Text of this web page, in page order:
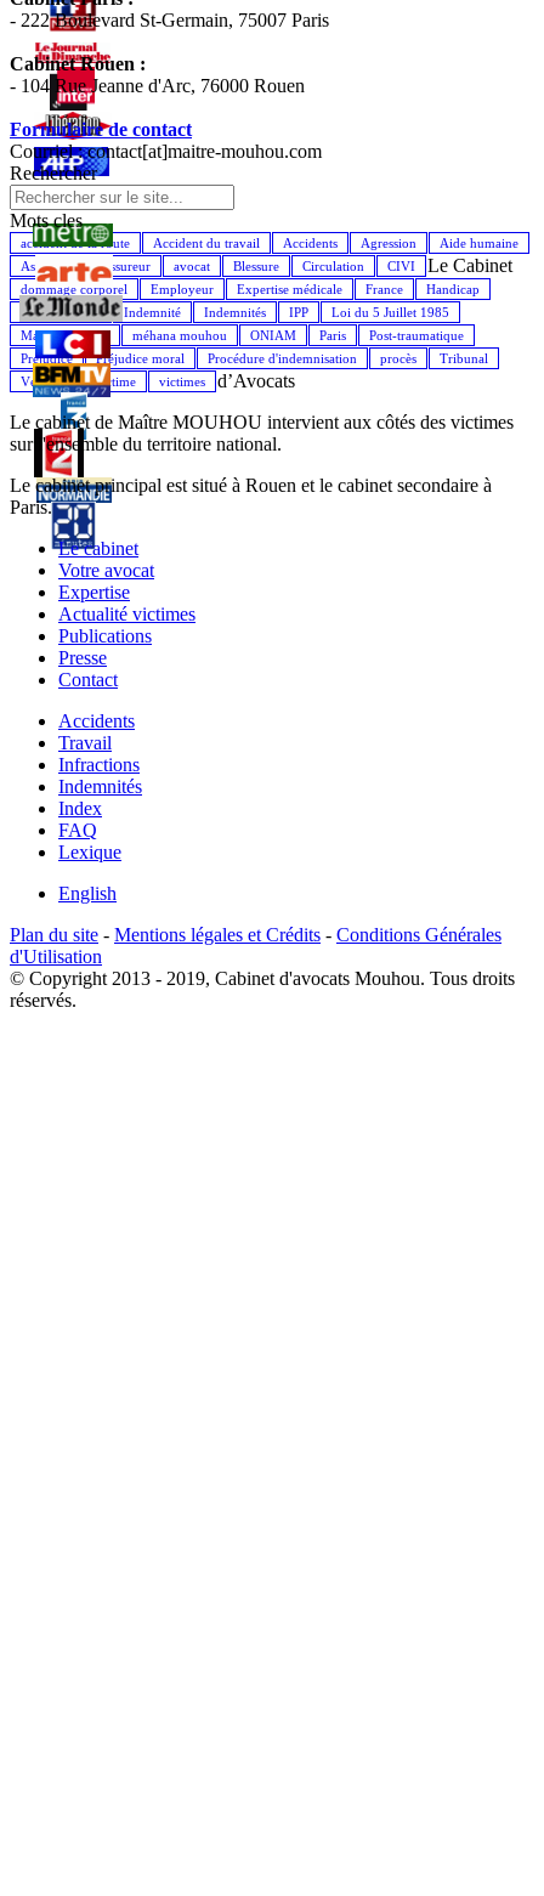
- 222 Boulevard St-Germain, 75007 Paris
Cabinet Rouen :
- 104 Rue Jeanne d'Arc, 76000 Rouen
Formulaire de contact
Courriel : contact[at]maitre-mouhou.com
Rechercher
Mots cles
accident de la route Accident du travail Accidents Agression
Aide humaine
Assistance
Assureur avocat Blessure Circulation
CIVI
dommage corporel
Employeur Expertise médicale France
Handicap
Indemnisation
Indemnité Indemnités IPP
Loi du 5 Juillet 1985
Maître Mouhou
méhana mouhou ONIAM Paris
Post-traumatique
Préjudice
Préjudice moral Procédure d'indemnisation procès
Tribunal
Véhicule
Victime victimes
Le Cabinet
d’Avocats
Le cabinet de Maître MOUHOU intervient aux côtés des victimes
sur l'ensemble du territoire national.
Le cabinet principal est situé à Rouen et le cabinet secondaire à
Paris.
Le cabinet
Votre avocat
Expertise
Actualité victimes
Publications
Presse
Contact
Accidents
Travail
Infractions
Indemnités
Index
FAQ
Lexique
English
Plan du site - Mentions légales et Crédits - Conditions Générales
d'Utilisation
© Copyright 2013 - 2019, Cabinet d'avocats Mouhou. Tous droits
réservés.